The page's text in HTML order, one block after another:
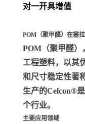
对一开具增值
POM（聚甲醛）在塞
POM（聚甲醛）
工程塑料，以其
和尺寸稳定性著
生产的Celcon®
个行业。
主要应用领域